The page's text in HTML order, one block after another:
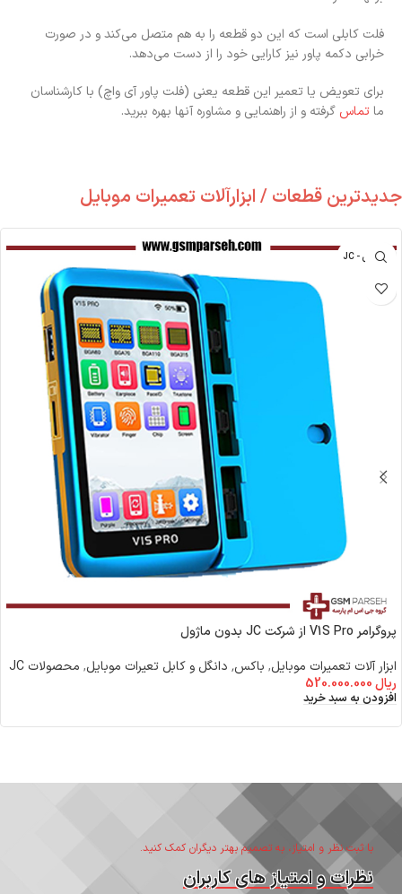
فلت کابلی است که این دو قطعه را به هم متصل می‌کند و در صورت
خرابی دکمه پاور نیز کارایی خود را از دست می‌دهد.
برای تعویض یا تعمیر این قطعه یعنی (فلت پاور آی واچ) با کارشناسان
ماتماس گرفته و از راهنمایی و مشاوره آنها بهره ببرید.
جدیدترین قطعات / ابزارآلات تعمیرات موبایل
جی سی - JC
پروگرامر V1S Pro از شرکت JC بدون ماژول
ابزار آلات تعمیرات موبایل, باکس٬ دانگل و کابل تعیرات موبایل , محصولات JC
ریال
افزودن به سبد خرید
با ثبت نظر و امتیاز، به تصمیم بهتر دیگران کمک کنید.
نظرات و امتیاز های کاربران